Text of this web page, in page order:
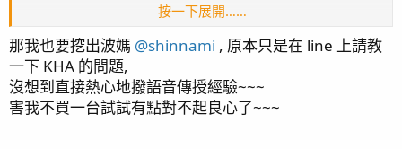
如果有耗材那就是PH跟蠕動汞。
配合滴定可以將KHA鎖定在固定的範圍也可以設定添加量
我有用HI772定期校正跟驗證，還蠻準確的。
按一下展開……
那我也要挖出波媽 @shinnami , 原本只是在 line 上請教
一下 KHA 的問題,
沒想到直接熱心地撥語音傳授經驗~~~
害我不買一台試試有點對不起良心了~~~